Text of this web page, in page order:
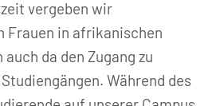
vergeben wir
Frauen in afrikanischen
da den Zugang zu
Während des